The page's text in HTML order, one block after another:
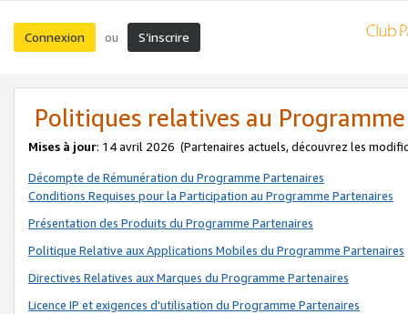
Connexion ou S’inscrire
Politiques relatives au
Mises à jour: 14 avril 2026 (Partenaires actuels, découvrez les
Décompte de Rémunération du Programme Partenaires
Conditions Requises pour la Participation au Programme Partenaires
Présentation des Produits du Programme Partenaires
Politique Relative aux Applications Mobiles du Programme Partenaires
Directives Relatives aux Marques du Programme Partenaires
Licence IP et exigences d'utilisation du Programme Partenaires